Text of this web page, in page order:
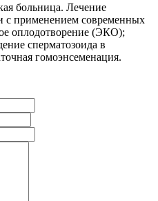
больница. Лечение
с применением современных
оплодотворение (ЭКО);
сперматозоида в
гомоэнсеменация.